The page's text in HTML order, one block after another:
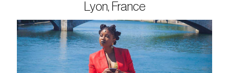
tickets
le sucre max
Lyon, France